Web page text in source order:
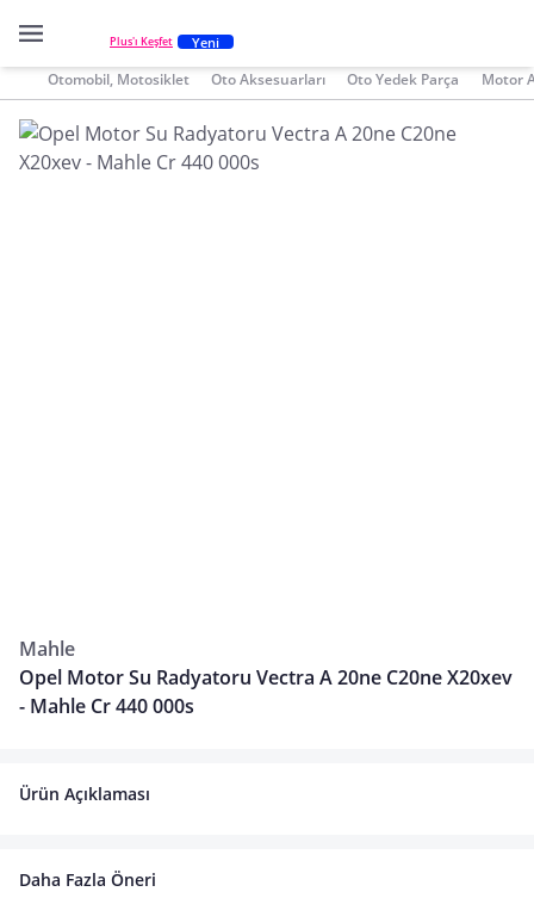
Plus'ı Keşfet Yeni
Otomobil, Motosiklet Oto Aksesuarları Oto Yedek Parça Motor
Mahle
Opel Motor Su Radyatoru Vectra A 20ne C20ne X20xev
- Mahle Cr 440 000s
Ürün Açıklaması
Daha Fazla Öneri